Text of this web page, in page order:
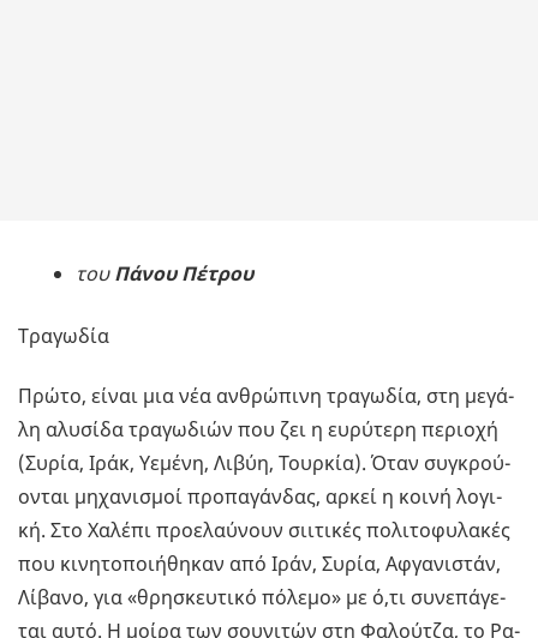
τουΠάνου Πέτρου
Τρα­γω­δία
Πρώτο, είναι μια νέα αν­θρώ­πι­νη τρα­γω­δία, στη με­γά­
λη αλυ­σί­δα τρα­γω­διών που ζει η ευ­ρύ­τε­ρη πε­ριο­χή
(Συρία, Ιράκ, Υε­μέ­νη, Λιβύη, Τουρ­κία). Όταν συ­γκρού­
ο­νται μη­χα­νι­σμοί προ­πα­γάν­δας, αρκεί η κοινή λο­γι­
κή. Στο Χα­λέ­πι προ­ε­λαύ­νουν σι­ι­τι­κές πο­λι­το­φυ­λα­κές
που κι­νη­το­ποι­ή­θη­καν από Ιράν, Συρία, Αφ­γα­νι­στάν,
Λί­βα­νο, για «θρη­σκευ­τι­κό πό­λε­μο» με ό,τι συ­νε­πά­γε­
ται αυτό. Η μοίρα των σου­νι­τών στη Φα­λού­τζα, το Ρα­